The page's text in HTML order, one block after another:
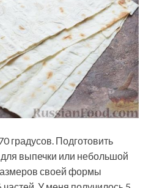
градусов. Подготовить
выпечки или небольшой
своей формы